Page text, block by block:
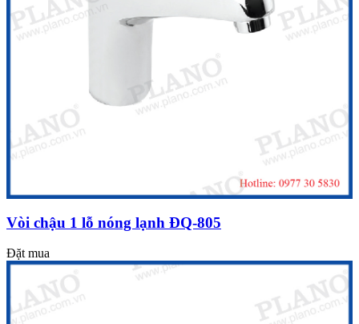
Vòi chậu 1 lỗ nóng lạnh ĐQ-805
Đặt mua